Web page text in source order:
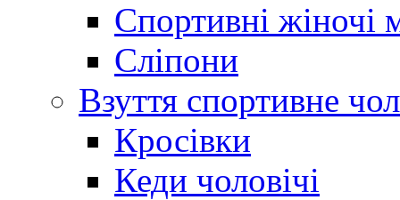
Спортивні жіночі
Сліпони
Взуття спортивне
Кросівки
Кеди чоловічі